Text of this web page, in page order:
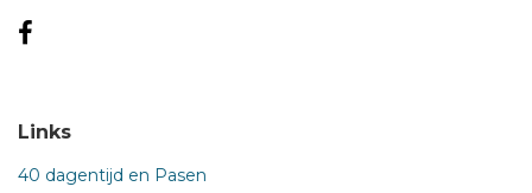
Links
40 dagentijd en Pasen